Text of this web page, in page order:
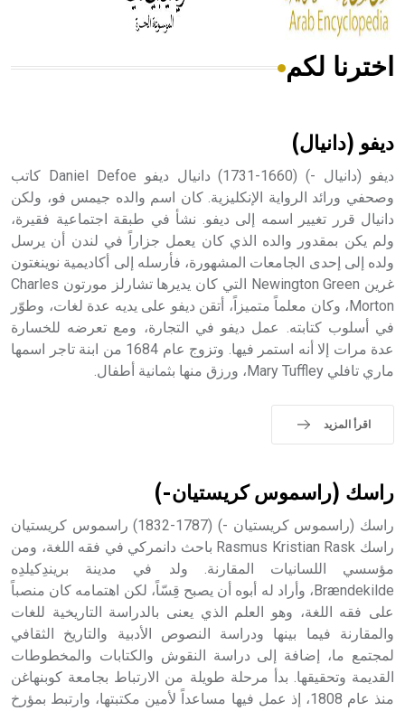
هل تعلم أن الأبسيد كلمة فرنسية اللفظ تم اعتمادها مصطلحاً
- هل تعلم أن أبجر Abgar اسم معروف جيداً يعود إلى عدد من
الملوك الذين حكموا مدينة إديسا (الرها) من أبجر الأول وحتى
التاسع، وهم ينتسبون إلى أسرة أوسروين
- هل تعلم أن الأبجدية الكنعانية تتألف من /22/ علامة كتابية
sign تكتب منفصلة غير متصلة، وتعتمد المبدأ الأكوروفوني،
اخترنا لكم
ديفو (دانيال)
ديفو (دانيال -) (1660-1731) دانيال ديفو Daniel Defoe كاتب
وصحفي ورائد الرواية الإنكليزية. كان اسم والده جيمس فو، ولكن
دانيال قرر تغيير اسمه إلى ديفو. نشأ في طبقة اجتماعية فقيرة،
ولم يكن بمقدور والده الذي كان يعمل جزاراً في لندن أن يرسل
ولده إلى إحدى الجامعات المشهورة، فأرسله إلى أكاديمية نوينغتون
غرين Newington Green التي كان يديرها تشارلز مورتون Charles
Morton، وكان معلماً متميزاً، أتقن ديفو على يديه عدة لغات، وطوّر
في أسلوب كتابته. عمل ديفو في التجارة، ومع تعرضه للخسارة
عدة مرات إلا أنه استمر فيها. وتزوج عام 1684 من ابنة تاجر اسمها
ماري تافلي Mary Tuffley، ورزق منها بثمانية أطفال.
اقرأ المزيد
راسك (راسموس كريستيان-)
راسك (راسموس كريستيان -) (1787-1832) راسموس كريستيان
راسك Rasmus Kristian Rask باحث دانمركي في فقه اللغة، ومن
مؤسسي اللسانيات المقارنة. ولد في مدينة بريندِكيلدِه
Brændekilde، وأراد له أبوه أن يصبح قِسّاً، لكن اهتمامه كان منصباً
على فقه اللغة، وهو العلم الذي يعنى بالدراسة التاريخية للغات
والمقارنة فيما بينها ودراسة النصوص الأدبية والتاريخ الثقافي
لمجتمع ما، إضافة إلى دراسة النقوش والكتابات والمخطوطات
القديمة وتحقيقها. بدأ مرحلة طويلة من الارتباط بجامعة كوبنهاغن
منذ عام 1808، إذ عمل فيها مساعداً لأمين مكتبتها، وارتبط بمؤرخ